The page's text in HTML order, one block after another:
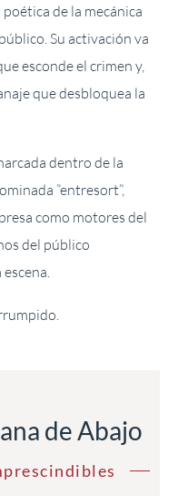
poética de la mecánica
Su activación va
esconde el crimen y,
que desbloquea la
dentro de la
”entresort”,
como motores del
del público
de Abajo